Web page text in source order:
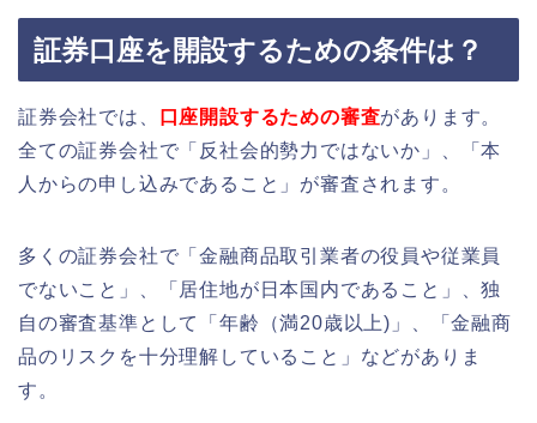
証券口座を開設するための条件は？
証券会社では、 口座開設するための審査があります。
全ての証券会社で「反社会的勢力ではないか」、「本
人からの申し込みであること」が審査されます。
多くの証券会社で「金融商品取引業者の役員や従業員
でないこと」、「居住地が日本国内であること」、独
自の審査基準として「年齢（満20歳以上)」、「金融商
品のリスクを十分理解していること」などがありま
す。